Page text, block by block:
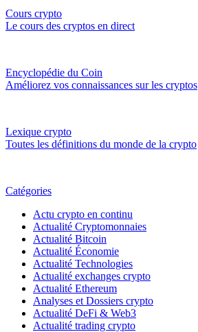
Cours crypto
Le cours des cryptos en direct
Encyclopédie du Coin
Améliorez vos connaissances sur les cryptos
Lexique crypto
Toutes les définitions du monde de la crypto
Catégories
Actu crypto en continu
Actualité Cryptomonnaies
Actualité Bitcoin
Actualité Économie
Actualité Technologies
Actualité exchanges crypto
Actualité Ethereum
Analyses et Dossiers crypto
Actualité DeFi & Web3
Actualité trading crypto